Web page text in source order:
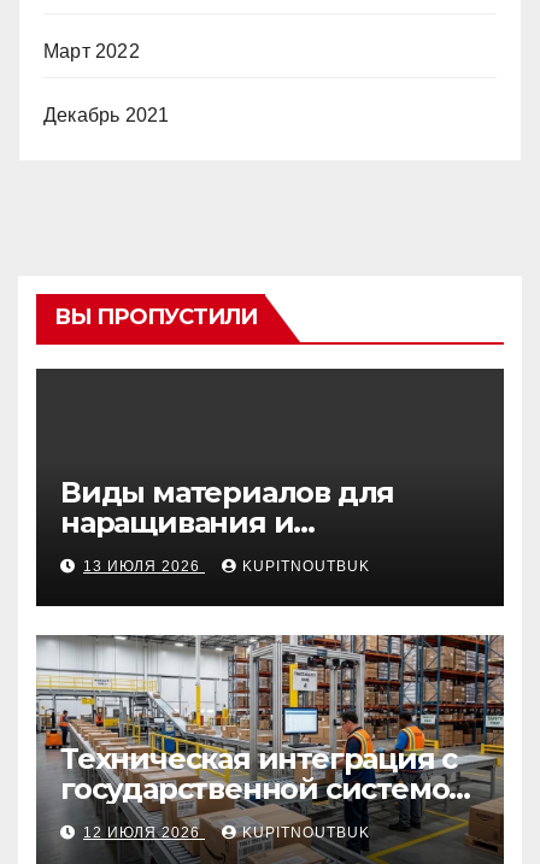
Март 2022
Декабрь 2021
ВЫ ПРОПУСТИЛИ
Виды материалов для
наращивания и
моделирования ногтей
13 ИЮЛЯ 2026 KUPITNOUTBUK
Техническая интеграция с
государственной системой
«Честный знак
12 ИЮЛЯ 2026 KUPITNOUTBUK